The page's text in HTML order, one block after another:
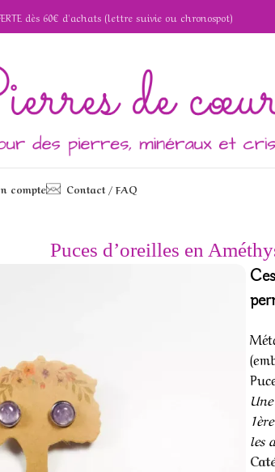
dès 60€ d'achats (lettre suivie ou chronospot)
compte Contact / FAQ
Améthyste
Puces d’oreilles en
Une
les